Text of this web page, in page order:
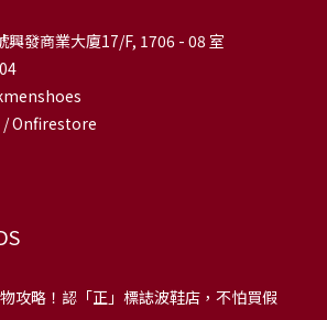
興發商業大廈17/F, 1706 - 08 室
/ Onfirestore
攻略！認「正」標誌波鞋店，不怕買假